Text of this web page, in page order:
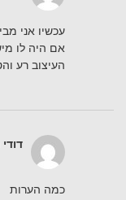
עכשיו אני
אם היה לו
העיצוב רע
דודי
כמה הערות